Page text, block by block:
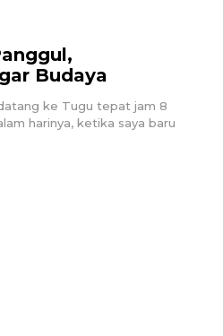
Budaya
ke Tugu tepat jam 8
harinya, ketika saya baru